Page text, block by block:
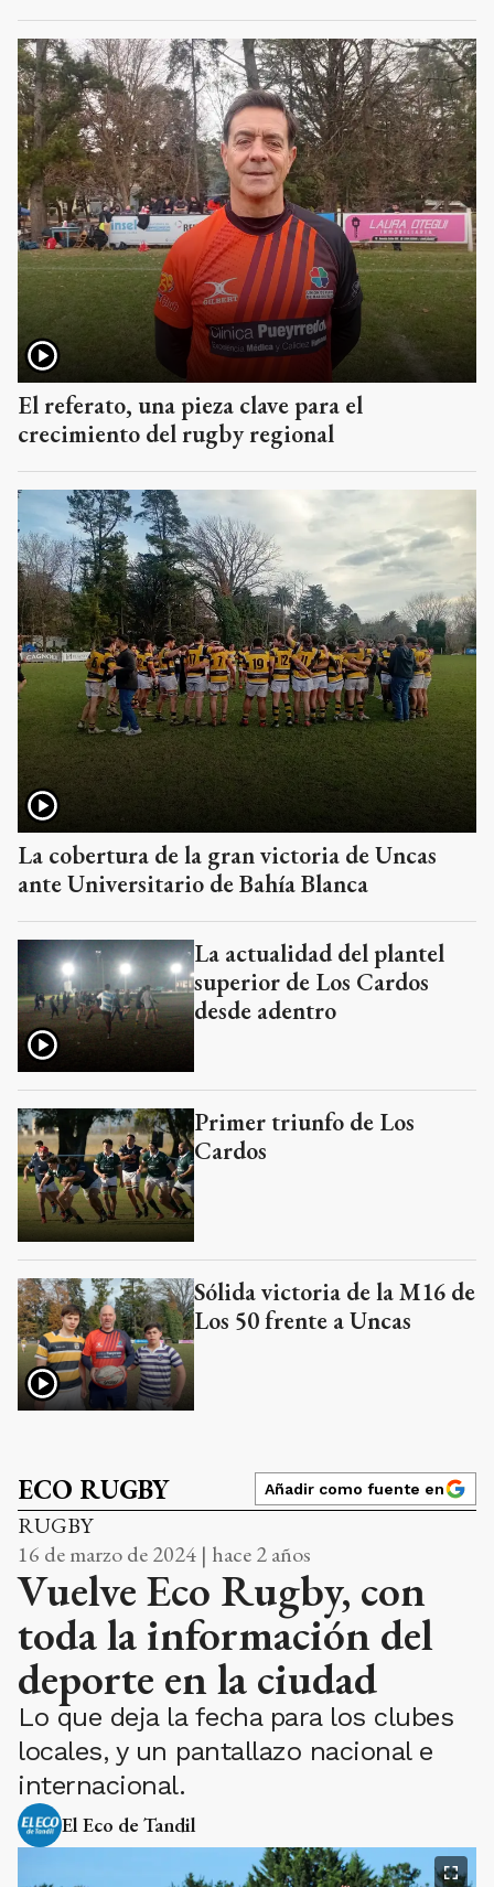
El referato, una pieza clave para el
crecimiento del rugby regional
La cobertura de la gran victoria de Uncas
ante Universitario de Bahía Blanca
La actualidad del plantel
superior de Los Cardos
desde adentro
Primer triunfo de Los
Cardos
Sólida victoria de la M16 de
Los 50 frente a Uncas
ECO RUGBY Añadir como fuente en
RUGBY
16 de marzo de 2024 | hace 2 años
Vuelve Eco Rugby, con
toda la información del
deporte en la ciudad
Lo que deja la fecha para los clubes
locales, y un pantallazo nacional e
internacional.
El Eco de Tandil